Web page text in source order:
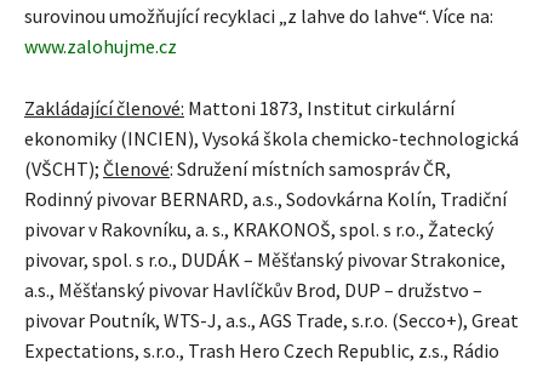
surovinou umožňující recyklaci „z lahve do lahve“. Více na:
www.zalohujme.cz
Zakládající členové: Mattoni 1873, Institut cirkulární
ekonomiky (INCIEN), Vysoká škola chemicko-technologická
(VŠCHT); Členové: Sdružení místních samospráv ČR,
Rodinný pivovar BERNARD, a.s., Sodovkárna Kolín, Tradiční
pivovar v Rakovníku, a. s., KRAKONOŠ, spol. s r.o., Žatecký
pivovar, spol. s r.o., DUDÁK – Měšťanský pivovar Strakonice,
a.s., Měšťanský pivovar Havlíčkův Brod, DUP – družstvo –
pivovar Poutník, WTS-J, a.s., AGS Trade, s.r.o. (Secco+), Great
Expectations, s.r.o., Trash Hero Czech Republic, z.s., Rádio